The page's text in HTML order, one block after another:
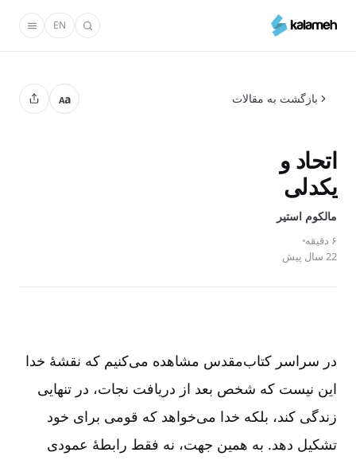
محتوای
EN
بازگشت به مقالات Aa
اتحاد و
یکدلی
مالکوم استیر
۶ دقیقه
22 سال پیش
در سراسر کتاب‌مقدس مشاهده می‌کنیم که نقشۀ خدا
این نیست که شخص بعد از دریافت نجات‌، در تنهایی
زندگی کند، بلکه خدا می‌خواهد که قومی برای خود
تشکیل دهد. به همین جهت‌، نه فقط رابطۀ عمودی